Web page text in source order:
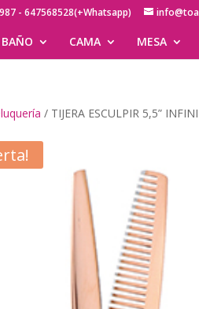
- 647568528(+Whatsapp)
BAÑO CAMA MESA
/ TIJERA ESCULPIR 5,5”